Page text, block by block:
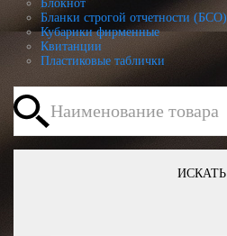
Блокнот
Бланки строгой отчетности (БСО)
Кубарики фирменные
Квитанции
Пластиковые таблички
ИСКАТЬ